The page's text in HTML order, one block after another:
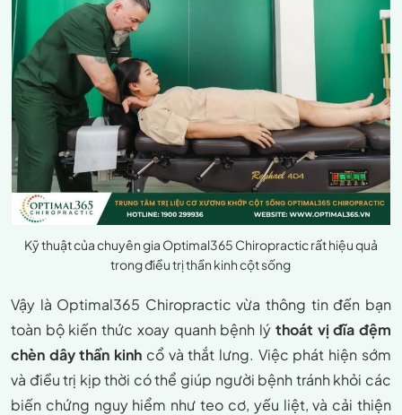
Kỹ thuật của chuyên gia Optimal365 Chiropractic rất hiệu quả
trong điều trị thần kinh cột sống
Vậy là Optimal365 Chiropractic vừa thông tin đến bạn
toàn bộ kiến thức xoay quanh bệnh lý thoát vị đĩa đệm
chèn dây thần kinh cổ và thắt lưng. Việc phát hiện sớm
và điều trị kịp thời có thể giúp người bệnh tránh khỏi các
biến chứng nguy hiểm như teo cơ, yếu liệt, và cải thiện